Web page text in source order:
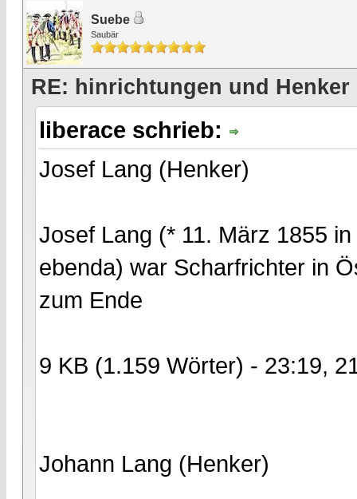
Suebe
Saubär
RE: hinrichtungen und Henker
liberace schrieb:
Josef Lang (Henker)
Josef Lang (* 11. März 1855
ebenda) war Scharfrichter in
zum Ende
9 KB (1.159 Wörter) - 23:19,
Johann Lang (Henker)